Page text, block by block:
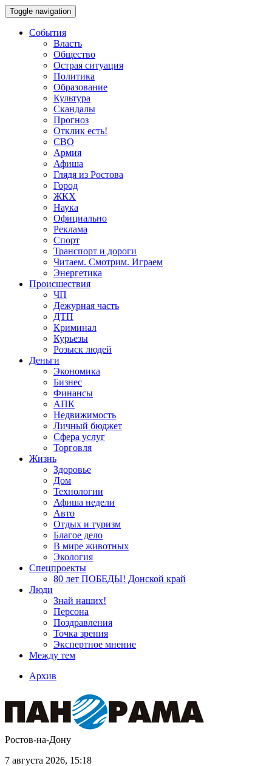
Toggle navigation
События
Власть
Общество
Острая ситуация
Политика
Образование
Культура
Скандалы
Прогноз
Отклик есть!
СВО
Армия
Афиша
Глядя из Ростова
Город
ЖКХ
Наука
Официально
Реклама
Спорт
Транспорт и дороги
Читаем. Смотрим. Играем
Энергетика
Происшествия
ЧП
Дежурная часть
ДТП
Криминал
Курьезы
Розыск людей
Деньги
Экономика
Бизнес
Финансы
АПК
Недвижимость
Личный бюджет
Сфера услуг
Торговля
Жизнь
Здоровье
Дом
Технологии
Афиша недели
Авто
Отдых и туризм
Благое дело
В мире животных
Экология
Спецпроекты
80 лет ПОБЕДЫ! Донской край
Люди
Знай наших!
Персона
Поздравления
Точка зрения
Экспертное мнение
Между тем
Архив
Ростов-на-Дону
7 августа 2026, 15:18